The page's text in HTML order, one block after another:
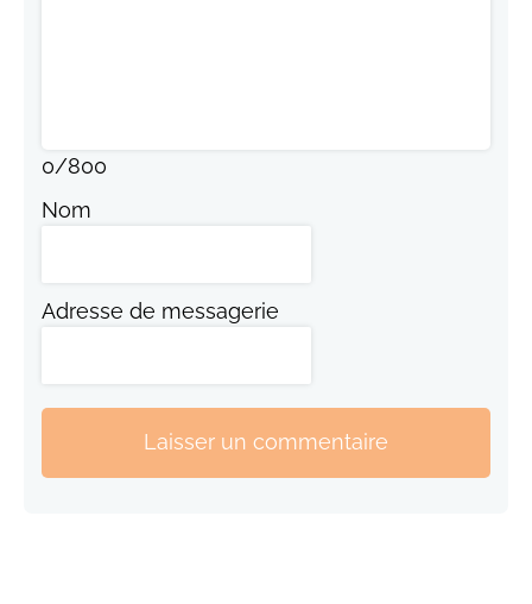
0/800
Nom
Adresse de messagerie
Laisser un commentaire